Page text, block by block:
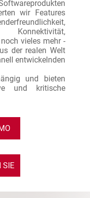
wir Features
Konnektivität,
vieles mehr -
der realen Welt
entwickelnden
und bieten
und kritische
SIE